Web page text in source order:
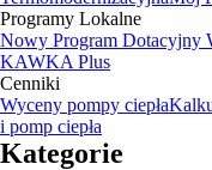
Programy Lokalne
Nowy Program Dotacyjny
KAWKA Plus
Cenniki
Wyceny pompy ciepła
i pomp ciepła
Kategorie